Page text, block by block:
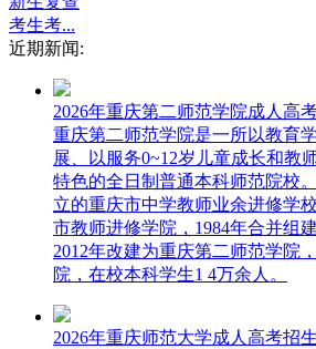
考生考...
近期新闻:
2026年重庆第二师范学院成人高
重庆第二师范学院是一所以教育
展、以服务0~12岁儿童成长和教
特色的全日制普通本科师范院校
立的重庆市中学教师业余进修学
市教师进修学院，1984年合并组
2012年改建为重庆第二师范学院
院，在校本科学生1 4万余人。
2026年重庆师范大学成人高考招